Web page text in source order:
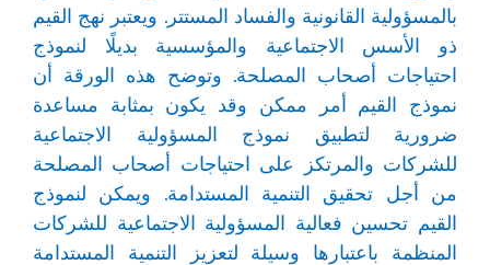
بالمسؤولية القانونية والفساد المستتر. ويعتبر نهج القيم
ذو الأسس الاجتماعية والمؤسسية بديلًا لنموذج
احتياجات أصحاب المصلحة. وتوضح هذه الورقة أن
نموذج القيم أمر ممكن وقد يكون بمثابة مساعدة
ضرورية لتطبيق نموذج المسؤولية الاجتماعية
للشركات والمرتكز على احتياجات أصحاب المصلحة
من أجل تحقيق التنمية المستدامة. ويمكن لنموذج
القيم تحسين فعالية المسؤولية الاجتماعية للشركات
المنظمة باعتبارها وسيلة لتعزيز التنمية المستدامة